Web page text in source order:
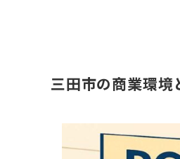
三田市の商業環境